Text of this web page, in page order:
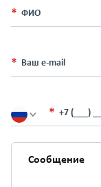
ФИО
Ваш e-mail
+7 (___)